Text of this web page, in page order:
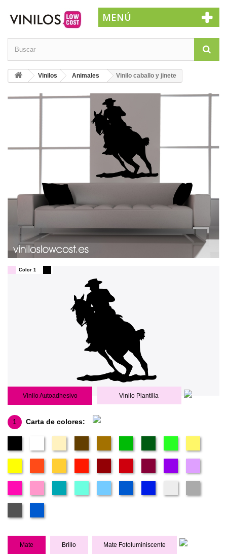
MENÚ
Vinilos Animales Vinilo caballo y jinete
Color 1
Vinilo Autoadhesivo Vinilo Plantilla
1 Carta de colores:
Mate Brillo Mate Fotoluminiscente